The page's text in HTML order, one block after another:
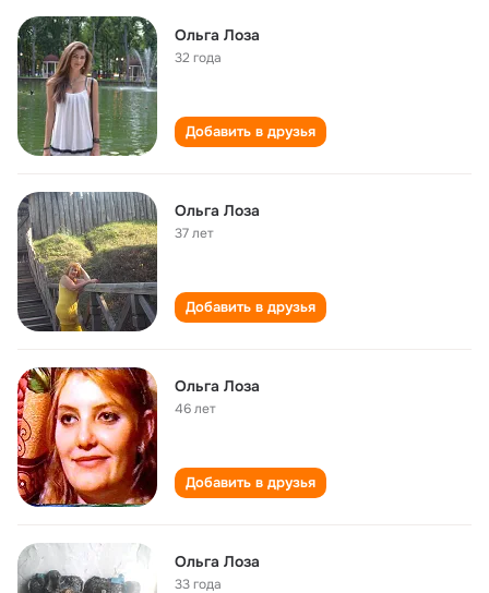
Ольга Лоза
32 года
Добавить в друзья
Ольга Лоза
37 лет
Добавить в друзья
Ольга Лоза
46 лет
Добавить в друзья
Ольга Лоза
33 года